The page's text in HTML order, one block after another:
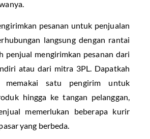
pesanan untuk penjualan
langsung dengan rantai
penjual mengirimkan pesanan dari
atau dari mitra 3PL. Dapatkah
memakai satu pengirim untuk
hingga ke tangan pelanggan,
memerlukan beberapa kurir
yang berbeda.